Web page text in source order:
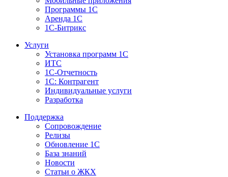
Программы 1С
Аренда 1С
1С-Битрикс
Услуги
Установка программ 1С
ИТС
1С-Отчетность
1С: Контрагент
Индивидуальные услуги
Разработка
Поддержка
Сопровождение
Релизы
Обновление 1С
База знаний
Новости
Статьи о ЖКХ